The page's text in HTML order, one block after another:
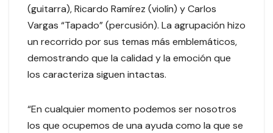
(guitarra), Ricardo Ramírez (violín) y Carlos
Vargas “Tapado” (percusión). La agrupación hizo
un recorrido por sus temas más emblemáticos,
demostrando que la calidad y la emoción que
los caracteriza siguen intactas.
“En cualquier momento podemos ser nosotros
los que ocupemos de una ayuda como la que se